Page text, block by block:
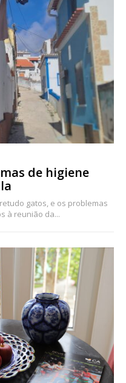
de higiene
gatos, e os problemas
à reunião da...